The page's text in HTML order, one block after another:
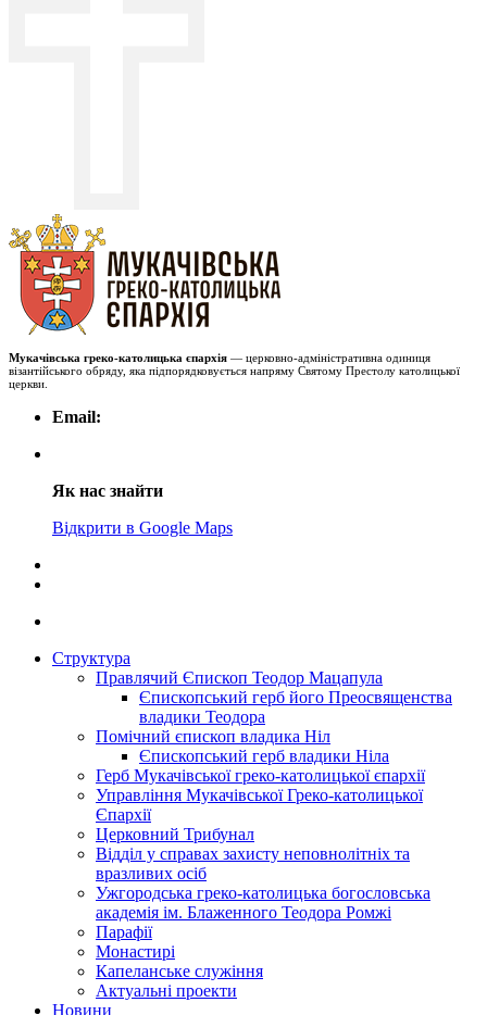
Мукачівська греко-католицька єпархія — церковно-адміністративна одиниця
візантійського обряду, яка підпорядковується напряму Святому Престолу католицької
церкви.
Email:
Як нас знайти
Відкрити в Google Maps
Структура
Правлячий Єпископ Теодор Мацапула
Єпископський герб його Преосвященства
владики Теодора
Помічний єпископ владика Ніл
Єпископський герб владики Ніла
Герб Мукачівської греко-католицької єпархії
Управління Мукачівської Греко-католицької
Єпархії
Церковний Трибунал
Відділ у справах захисту неповнолітніх та
вразливих осіб
Ужгородська греко-католицька богословська
академія ім. Блаженного Теодора Ромжі
Парафії
Монастирі
Капеланське служіння
Актуальні проекти
Новини